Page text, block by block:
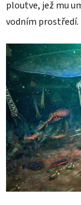
ploutve, jež mu
vodním prostředí.